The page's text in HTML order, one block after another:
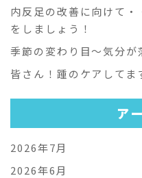
内反足の改善に向けて
をしましょう！
季節の変わり目～気分が
皆さん！踵のケアしてま
ア
2026年7月
2026年6月